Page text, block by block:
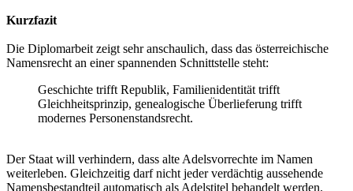
Kurzfazit
Die Diplomarbeit zeigt sehr anschaulich, dass das österreichische
Namensrecht an einer spannenden Schnittstelle steht:
Geschichte trifft Republik, Familienidentität trifft
Gleichheitsprinzip, genealogische Überlieferung trifft
modernes Personenstandsrecht.
Der Staat will verhindern, dass alte Adelsvorrechte im Namen
weiterleben. Gleichzeitig darf nicht jeder verdächtig aussehende
Namensbestandteil automatisch als Adelstitel behandelt werden.